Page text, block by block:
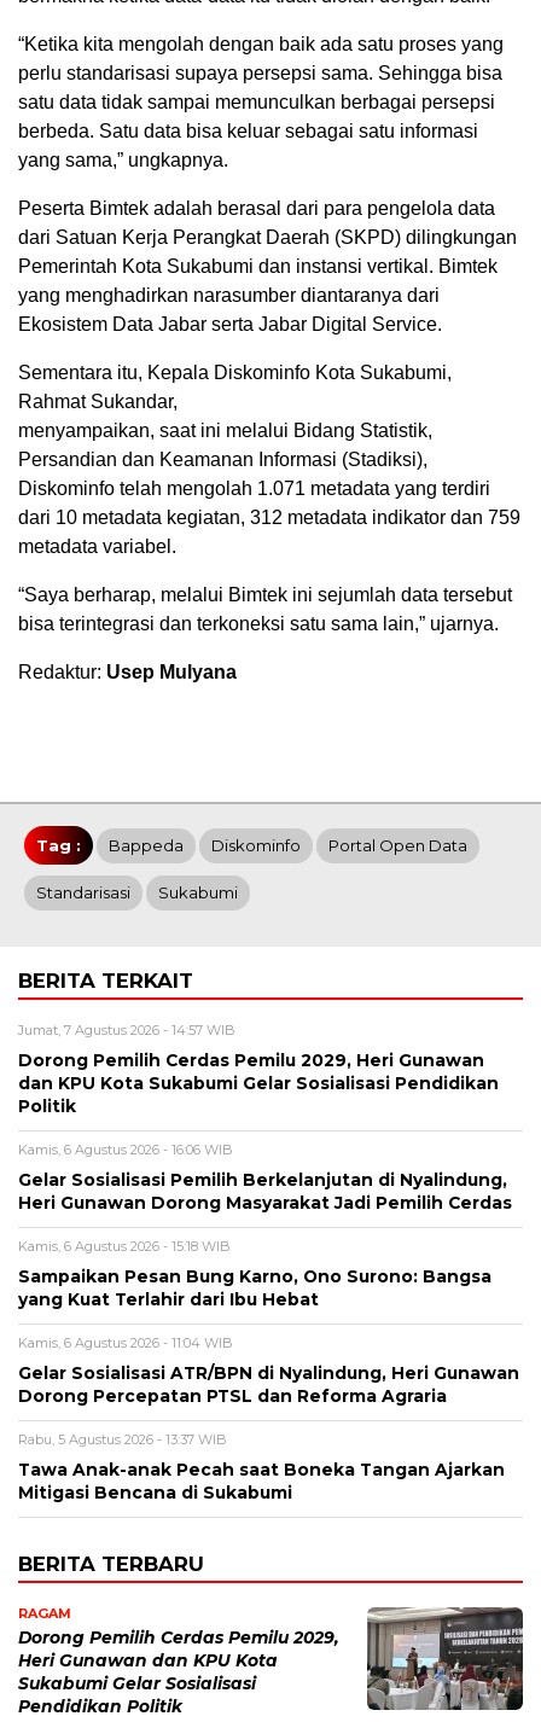
“Ketika kita mengolah dengan baik ada satu proses yang
perlu standarisasi supaya persepsi sama. Sehingga bisa
satu data tidak sampai memunculkan berbagai persepsi
berbeda. Satu data bisa keluar sebagai satu informasi
yang sama,” ungkapnya.
Peserta Bimtek adalah berasal dari para pengelola data
dari Satuan Kerja Perangkat Daerah (SKPD) dilingkungan
Pemerintah Kota Sukabumi dan instansi vertikal. Bimtek
yang menghadirkan narasumber diantaranya dari
Ekosistem Data Jabar serta Jabar Digital Service.
Sementara itu, Kepala Diskominfo Kota Sukabumi,
Rahmat Sukandar,
menyampaikan, saat ini melalui Bidang Statistik,
Persandian dan Keamanan Informasi (Stadiksi),
Diskominfo telah mengolah 1.071 metadata yang terdiri
dari 10 metadata kegiatan, 312 metadata indikator dan 759
metadata variabel.
“Saya berharap, melalui Bimtek ini sejumlah data tersebut
bisa terintegrasi dan terkoneksi satu sama lain,” ujarnya.
Redaktur: Usep Mulyana
Tag : Bappeda Diskominfo Portal Open Data
Standarisasi Sukabumi
BERITA TERKAIT
Jumat, 7 Agustus 2026 - 14:57 WIB
Dorong Pemilih Cerdas Pemilu 2029, Heri Gunawan
dan KPU Kota Sukabumi Gelar Sosialisasi Pendidikan
Politik
Kamis, 6 Agustus 2026 - 16:06 WIB
Gelar Sosialisasi Pemilih Berkelanjutan di Nyalindung,
Heri Gunawan Dorong Masyarakat Jadi Pemilih Cerdas
Kamis, 6 Agustus 2026 - 15:18 WIB
Sampaikan Pesan Bung Karno, Ono Surono: Bangsa
yang Kuat Terlahir dari Ibu Hebat
Kamis, 6 Agustus 2026 - 11:04 WIB
Gelar Sosialisasi ATR/BPN di Nyalindung, Heri Gunawan
Dorong Percepatan PTSL dan Reforma Agraria
Rabu, 5 Agustus 2026 - 13:37 WIB
Tawa Anak-anak Pecah saat Boneka Tangan Ajarkan
Mitigasi Bencana di Sukabumi
BERITA TERBARU
RAGAM
Dorong Pemilih Cerdas Pemilu 2029,
Heri Gunawan dan KPU Kota
Sukabumi Gelar Sosialisasi
Pendidikan Politik